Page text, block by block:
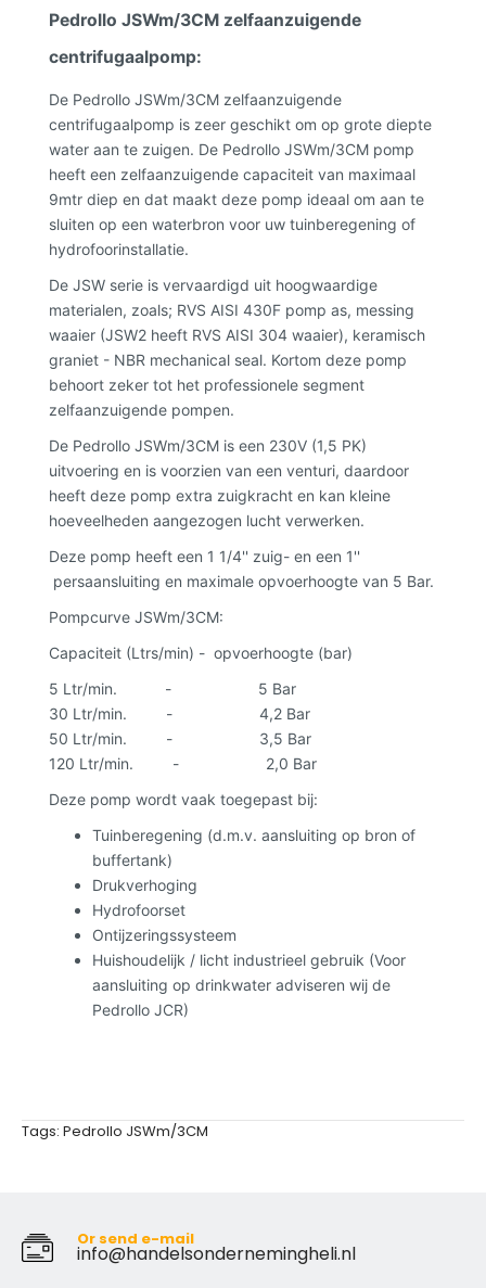
Pedrollo JSWm/3CM zelfaanzuigende
centrifugaalpomp:
De Pedrollo JSWm/3CM zelfaanzuigende
centrifugaalpomp is zeer geschikt om op grote diepte
water aan te zuigen. De Pedrollo JSWm/3CM pomp
heeft een zelfaanzuigende capaciteit van maximaal
9mtr diep en dat maakt deze pomp ideaal om aan te
sluiten op een waterbron voor uw tuinberegening of
hydrofoorinstallatie.
De JSW serie is vervaardigd uit hoogwaardige
materialen, zoals; RVS AISI 430F pomp as, messing
waaier (JSW2 heeft RVS AISI 304 waaier), keramisch
graniet - NBR mechanical seal. Kortom deze pomp
behoort zeker tot het professionele segment
zelfaanzuigende pompen.
De Pedrollo JSWm/3CM is een 230V (1,5 PK)
uitvoering en is voorzien van een venturi, daardoor
heeft deze pomp extra zuigkracht en kan kleine
hoeveelheden aangezogen lucht verwerken.
Deze pomp heeft een 1 1/4'' zuig- en een 1''
persaansluiting en maximale opvoerhoogte van 5 Bar.
Pompcurve JSWm/3CM:
Capaciteit (Ltrs/min) - opvoerhoogte (bar)
5 Ltr/min. - 5 Bar
30 Ltr/min. - 4,2 Bar
50 Ltr/min. - 3,5 Bar
120 Ltr/min. - 2,0 Bar
Deze pomp wordt vaak toegepast bij:
Tuinberegening (d.m.v. aansluiting op bron of
buffertank)
Drukverhoging
Hydrofoorset
Ontijzeringssysteem
Huishoudelijk / licht industrieel gebruik (Voor
aansluiting op drinkwater adviseren wij de
Pedrollo JCR)
Tags: Pedrollo JSWm/3CM
Or send e-mail
info@handelsondernemingheli.nl